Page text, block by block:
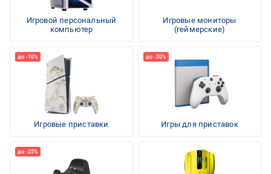
Игровой персональный
компьютер
Игровые мониторы
(геймерские)
Игровые приставки Игры для приставок